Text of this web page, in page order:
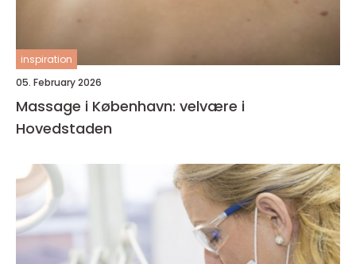
inspiration
05. February 2026
Massage i København: velvære i
Hovedstaden